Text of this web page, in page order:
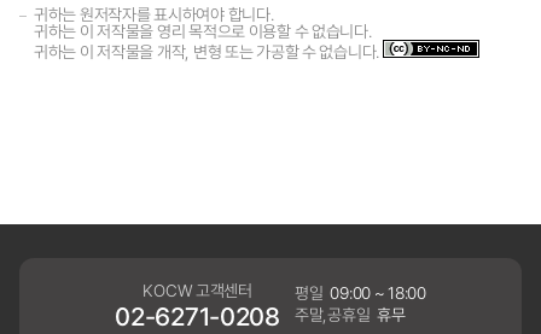
귀하는 원저작자를 표시하여야 합니다.
귀하는 이 저작물을 영리 목적으로 이용할 수 없습니다.
귀하는 이 저작물을 개작, 변형 또는 가공할 수 없습니다.
KOCW 고객센터
02-6271-0208
평일 09:00 ~ 18:00
주말,공휴일 휴무